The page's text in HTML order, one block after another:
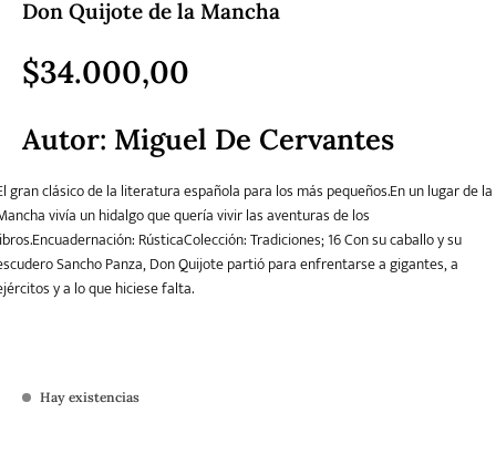
Literatura juvenil
universal y Clásicos
Don Quijote de la Mancha
$34.000,00
Autor: Miguel De Cervantes
gran clásico de la literatura española para los más pequeños.En un lugar de la
vivía un hidalgo que quería vivir las aventuras de los
RústicaColección: Tradiciones; 16 Con su caballo y su
Sancho Panza, Don Quijote partió para enfrentarse a gigantes, a
y a lo que hiciese falta.
Hay existencias